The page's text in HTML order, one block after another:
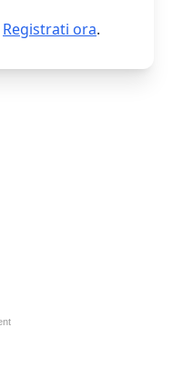
Registrati ora.